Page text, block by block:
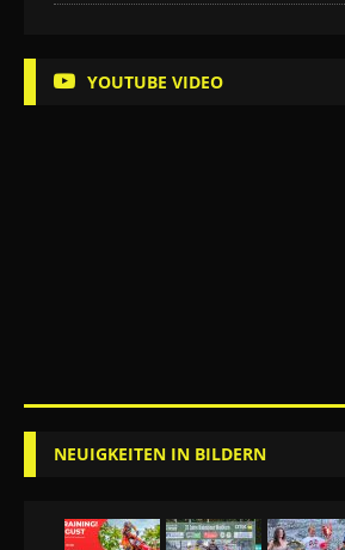
YOUTUBE VIDEO
NEUIGKEITEN IN BILDERN